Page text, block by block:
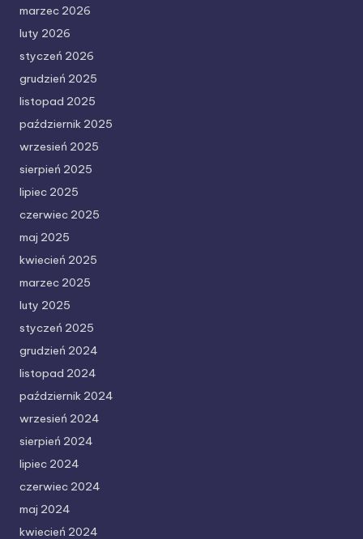
marzec 2026
luty 2026
styczeń 2026
grudzień 2025
listopad 2025
październik 2025
wrzesień 2025
sierpień 2025
lipiec 2025
czerwiec 2025
maj 2025
kwiecień 2025
marzec 2025
luty 2025
styczeń 2025
grudzień 2024
listopad 2024
październik 2024
wrzesień 2024
sierpień 2024
lipiec 2024
czerwiec 2024
maj 2024
kwiecień 2024